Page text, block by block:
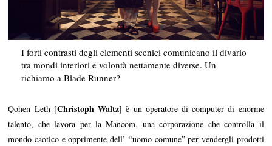
I forti contrasti degli elementi scenici comunicano il divario
tra mondi interiori e volontà nettamente diverse. Un
richiamo a Blade Runner?
Qohen Leth [Christoph Waltz] è un operatore di computer di enorme
talento, che lavora per la Mancom, una corporazione che controlla il
mondo caotico e opprimente dell’ “uomo comune” per vendergli prodotti